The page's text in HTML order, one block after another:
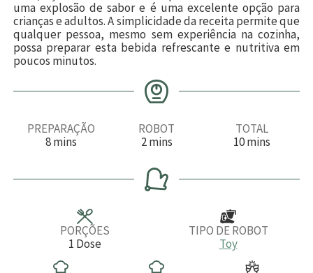
uma explosão de sabor e é uma excelente opção para
crianças e adultos. A simplicidade da receita permite que
qualquer pessoa, mesmo sem experiência na cozinha,
possa preparar esta bebida refrescante e nutritiva em
poucos minutos.
PREPARAÇÃO
8m
u
mins
ROBOT
2m
n
u
t
mins
TOTAL
10m
u
mins
PORÇÕES
1 Dose
TIPO DE ROBOT
Toy